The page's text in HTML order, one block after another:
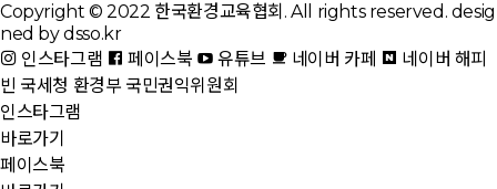
Copyright © 2022 한국환경교육협회. All rights reserved. desig
ned by dsso.kr
인스타그램
페이스북 유튜브 네이버 카페
네이버 해피
빈 국세청 환경부 국민권익위원회
인스타그램
바로가기
페이스북